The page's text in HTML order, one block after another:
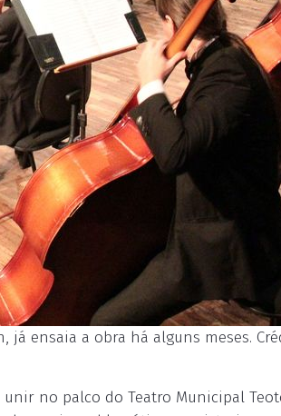
já ensaia a obra há alguns meses.
unir no palco do Teatro Municipal